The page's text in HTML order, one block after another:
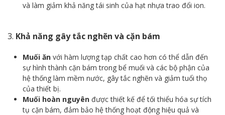
và làm giảm khả năng tái sinh của hạt nhựa trao đổi ion.
3. Khả năng gây tắc nghẽn và cặn bám
Muối ăn với hàm lượng tạp chất cao hơn có thể dẫn đến
sự hình thành cặn bám trong bể muối và các bộ phận của
hệ thống làm mềm nước, gây tắc nghẽn và giảm tuổi thọ
của thiết bị.
Muối hoàn nguyên được thiết kế để tối thiểu hóa sự tích
tụ cặn bám, đảm bảo hệ thống hoạt động hiệu quả và